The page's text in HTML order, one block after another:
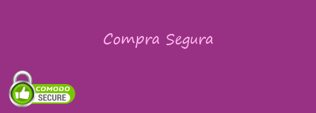
Compra Segura